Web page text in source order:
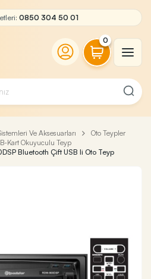
0850 304 50 01
0
Ve Aksesuarları
Oto Teypler
Kart Okuyuculu Teyp
Bluetooth Çift USB li Oto Teyp